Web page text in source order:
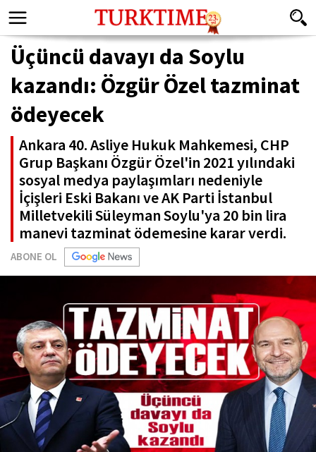
Üçüncü davayı da Soylu
kazandı: Özgür Özel tazminat
ödeyecek
Ankara 40. Asliye Hukuk Mahkemesi, CHP
Grup Başkanı Özgür Özel'in 2021 yılındaki
sosyal medya paylaşımları nedeniyle
İçişleri Eski Bakanı ve AK Parti İstanbul
Milletvekili Süleyman Soylu'ya 20 bin lira
manevi tazminat ödemesine karar verdi.
ABONE OL